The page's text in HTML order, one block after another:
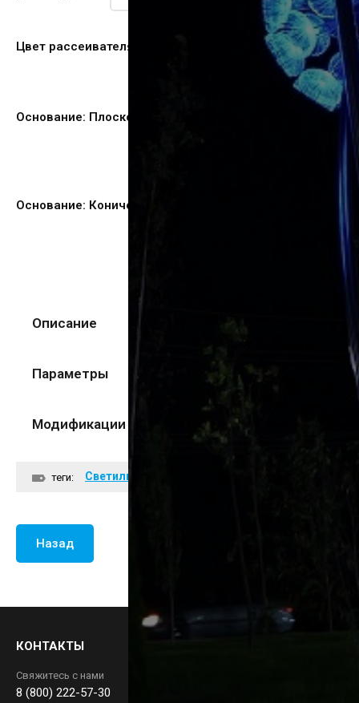
Цвет рассеивателя
Основание: Плоское
Основание: Коническое
Описание
Параметры
Модификации
теги: Светильник на столб
Назад
КОНТАКТЫ
Свяжитесь с нами
8 (800) 222-57-30